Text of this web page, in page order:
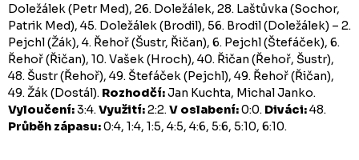
Doležálek (Petr Med), 26. Doležálek, 28. Laštůvka (Sochor,
Patrik Med), 45. Doležálek (Brodil), 56. Brodil (Doležálek) – 2.
Pejchl (Žák), 4. Řehoř (Šustr, Řičan), 6. Pejchl (Štefáček), 6.
Řehoř (Řičan), 10. Vašek (Hroch), 40. Řičan (Řehoř, Šustr),
48. Šustr (Řehoř), 49. Štefáček (Pejchl), 49. Řehoř (Řičan),
49. Žák (Dostál). Rozhodčí:Jan Kuchta, Michal Janko.
Vyloučení:3:4.Využití:2:2.V oslabení:0:0. Diváci:48.
Průběh zápasu:0:4, 1:4, 1:5, 4:5, 4:6, 5:6, 5:10, 6:10.